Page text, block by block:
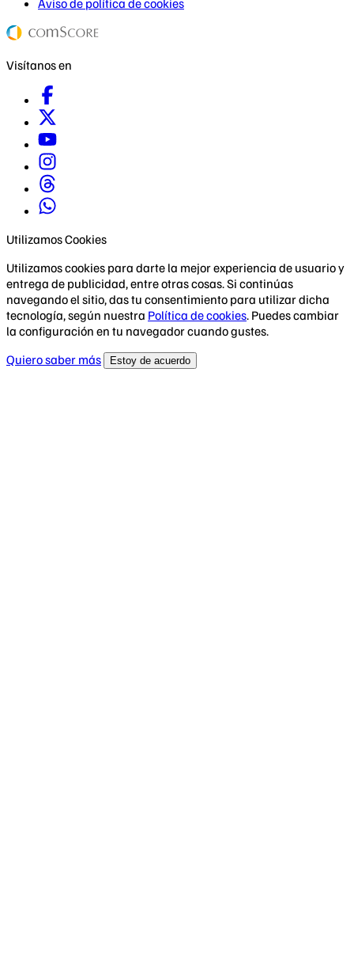
Visítanos en
Utilizamos Cookies
Utilizamos cookies para darte la mejor experiencia de usuario y
entrega de publicidad, entre otras cosas. Si continúas
navegando el sitio, das tu consentimiento para utilizar dicha
tecnología, según nuestra Política de cookies. Puedes cambiar
la configuración en tu navegador cuando gustes.
Quiero saber más
Estoy de acuerdo